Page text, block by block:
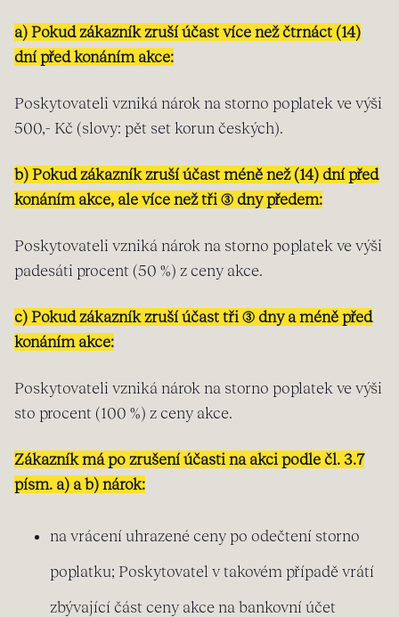
a) Pokud zákazník zruší účast více než čtrnáct (14)
dní před konáním akce:
Poskytovateli vzniká nárok na storno poplatek ve výši
500,- Kč (slovy: pět set korun českých).
b) Pokud zákazník zruší účast méně než (14) dní před
konáním akce, ale více než tři (3) dny předem:
Poskytovateli vzniká nárok na storno poplatek ve výši
padesáti procent (50 %) z ceny akce.
c) Pokud zákazník zruší účast tři (3) dny a méně před
konáním akce:
Poskytovateli vzniká nárok na storno poplatek ve výši
sto procent (100 %) z ceny akce.
Zákazník má po zrušení účasti na akci podle čl. 3.7
písm. a) a b) nárok:
na vrácení uhrazené ceny po odečtení storno
poplatku; Poskytovatel v takovém případě vrátí
zbývající část ceny akce na bankovní účet